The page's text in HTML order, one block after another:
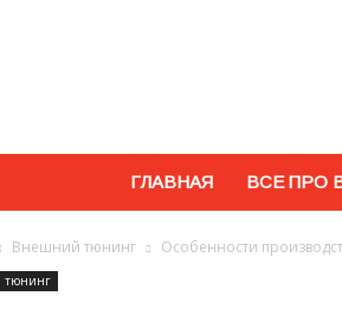
ГЛАВНАЯ ВСЕ ПРО
Внешний тюнинг Особенности
тюнинг